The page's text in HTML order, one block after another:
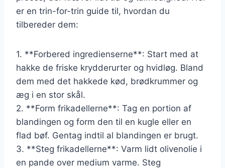
er en trin-for-trin guide til, hvordan du
tilbereder dem:
1. **Forbered ingredienserne**: Start med at
hakke de friske krydderurter og hvidløg. Bland
dem med det hakkede kød, brødkrummer og
æg i en stor skål.
2. **Form frikadellerne**: Tag en portion af
blandingen og form den til en kugle eller en
flad bøf. Gentag indtil al blandingen er brugt.
3. **Steg frikadellerne**: Varm lidt olivenolie i
en pande over medium varme. Steg